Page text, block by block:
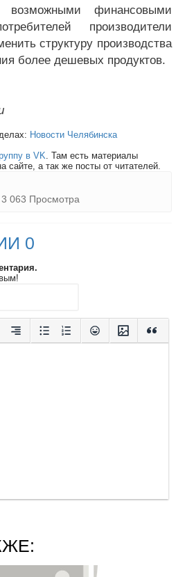
финансовыми
производители
структуру производства
более дешевых продуктов.
Новости Челябинска
в VK. Там есть материалы
сайте, а так же посты от читателей.
063 Просмотра
0